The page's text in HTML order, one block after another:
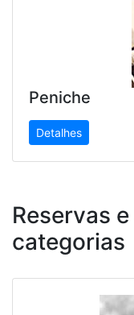
Peniche
Detalhes
Reservas
categorias